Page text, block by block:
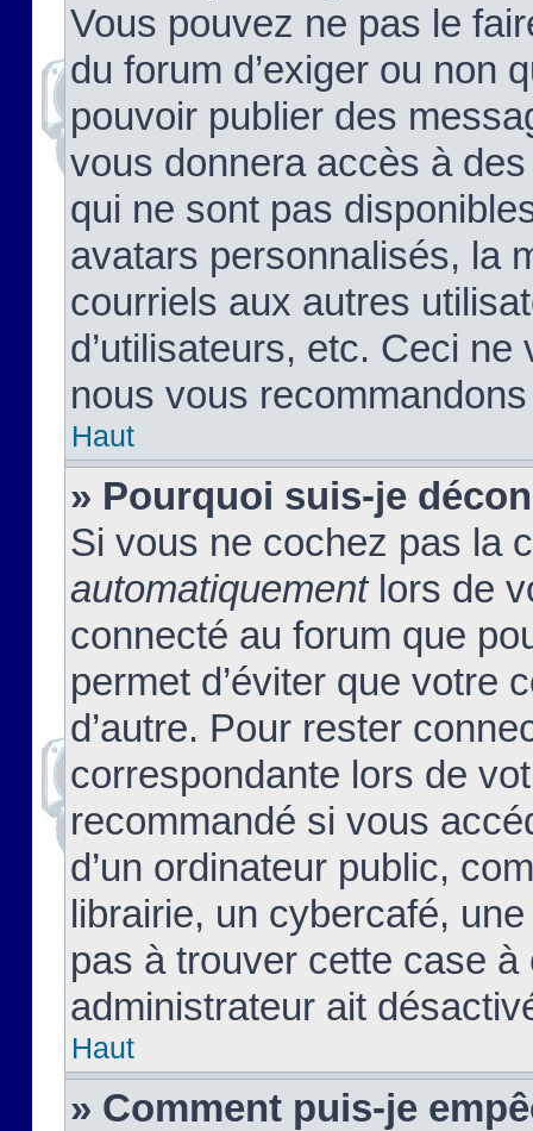
Vous pouvez ne pas le
du forum d’exiger ou non
pouvoir publier des
vous donnera accès à
qui ne sont pas
avatars personnalisés, la
courriels aux autres
d’utilisateurs, etc. Ceci
nous vous
Haut
» Pourquoi suis-je
Si vous ne cochez pas la
automatiquementlors de
connecté au forum que
permet d’éviter que votre
d’autre. Pour rester
correspondante lors de
recommandé si vous
d’un ordinateur public,
librairie, un cybercafé,
pas à trouver cette case à
administrateur ait
Haut
» Comment puis-je